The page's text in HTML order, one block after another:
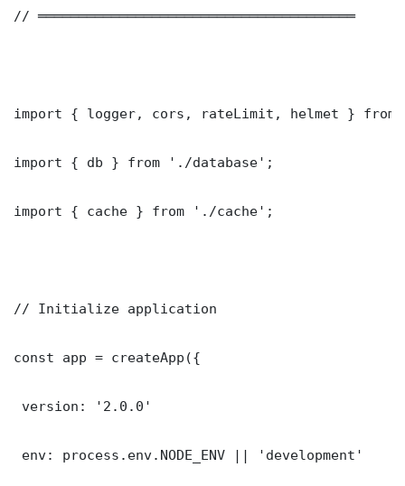
// ═══════════════════════════════════════
import { logger, cors, rateLimit, helmet } from
import { db } from './database';
import { cache } from './cache';
// Initialize application
const app = createApp({
version: '2.0.0'
env: process.env.NODE_ENV || 'development'